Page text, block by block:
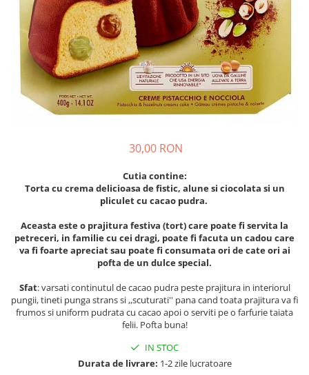
Fructe si legume din Italia
Sosuri Italiene
Sosuri de rosii si pasta de tomate
Sosuri paste
Produse proaspete
Blaturi de pizza
Biscuiti italieni
Prajituri, napolitane, cornuri
Bomboane italiene
Ciocolata italiana
Cafea italiana
Bauturi italiene
Bauturi aperitive, alcoolice
Hartie igienica
Solutii curatat suprafete baie
Solutii anticalcar
Igiena casei
Solutie curatat geamuri
Degresant mobila
Degresant universal
Geluri de dus pentru Barbati si
Femei din Italia
Spumant de baie
Sapun Lichid sau Solid
Antibacterian Pentru Fata sau
Maini
Servetele umede, nazale
Parfumuri Italiene
Geluri intime
30,00 RON
Cutia contine:
Torta cu crema delicioasa de fistic, alune si ciocolata si un
pliculet cu cacao pudra.
Aceasta este o prajitura festiva (tort) care poate fi servita la
petreceri, in familie cu cei dragi, poate fi facuta un cadou care
va fi foarte apreciat sau poate fi consumata ori de cate ori ai
pofta de un dulce special.
Sfat: varsati continutul de cacao pudra peste prajitura in interiorul
pungii, tineti punga strans si ,,scuturati'' pana cand toata prajitura va fi
frumos si uniform pudrata cu cacao apoi o serviti pe o farfurie taiata
felii. Pofta buna!
IN STOC
Durata de livrare: 1-2 zile lucratoare